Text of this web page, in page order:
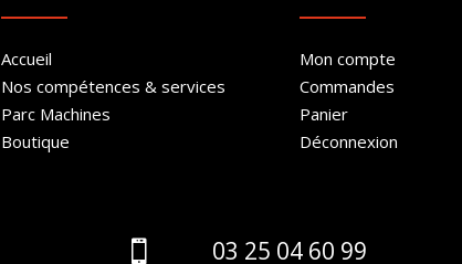
Accueil
Nos compétences & services
Parc Machines
Boutique
Mon compte
Commandes
Panier
Déconnexion
 03 25 04 60 99